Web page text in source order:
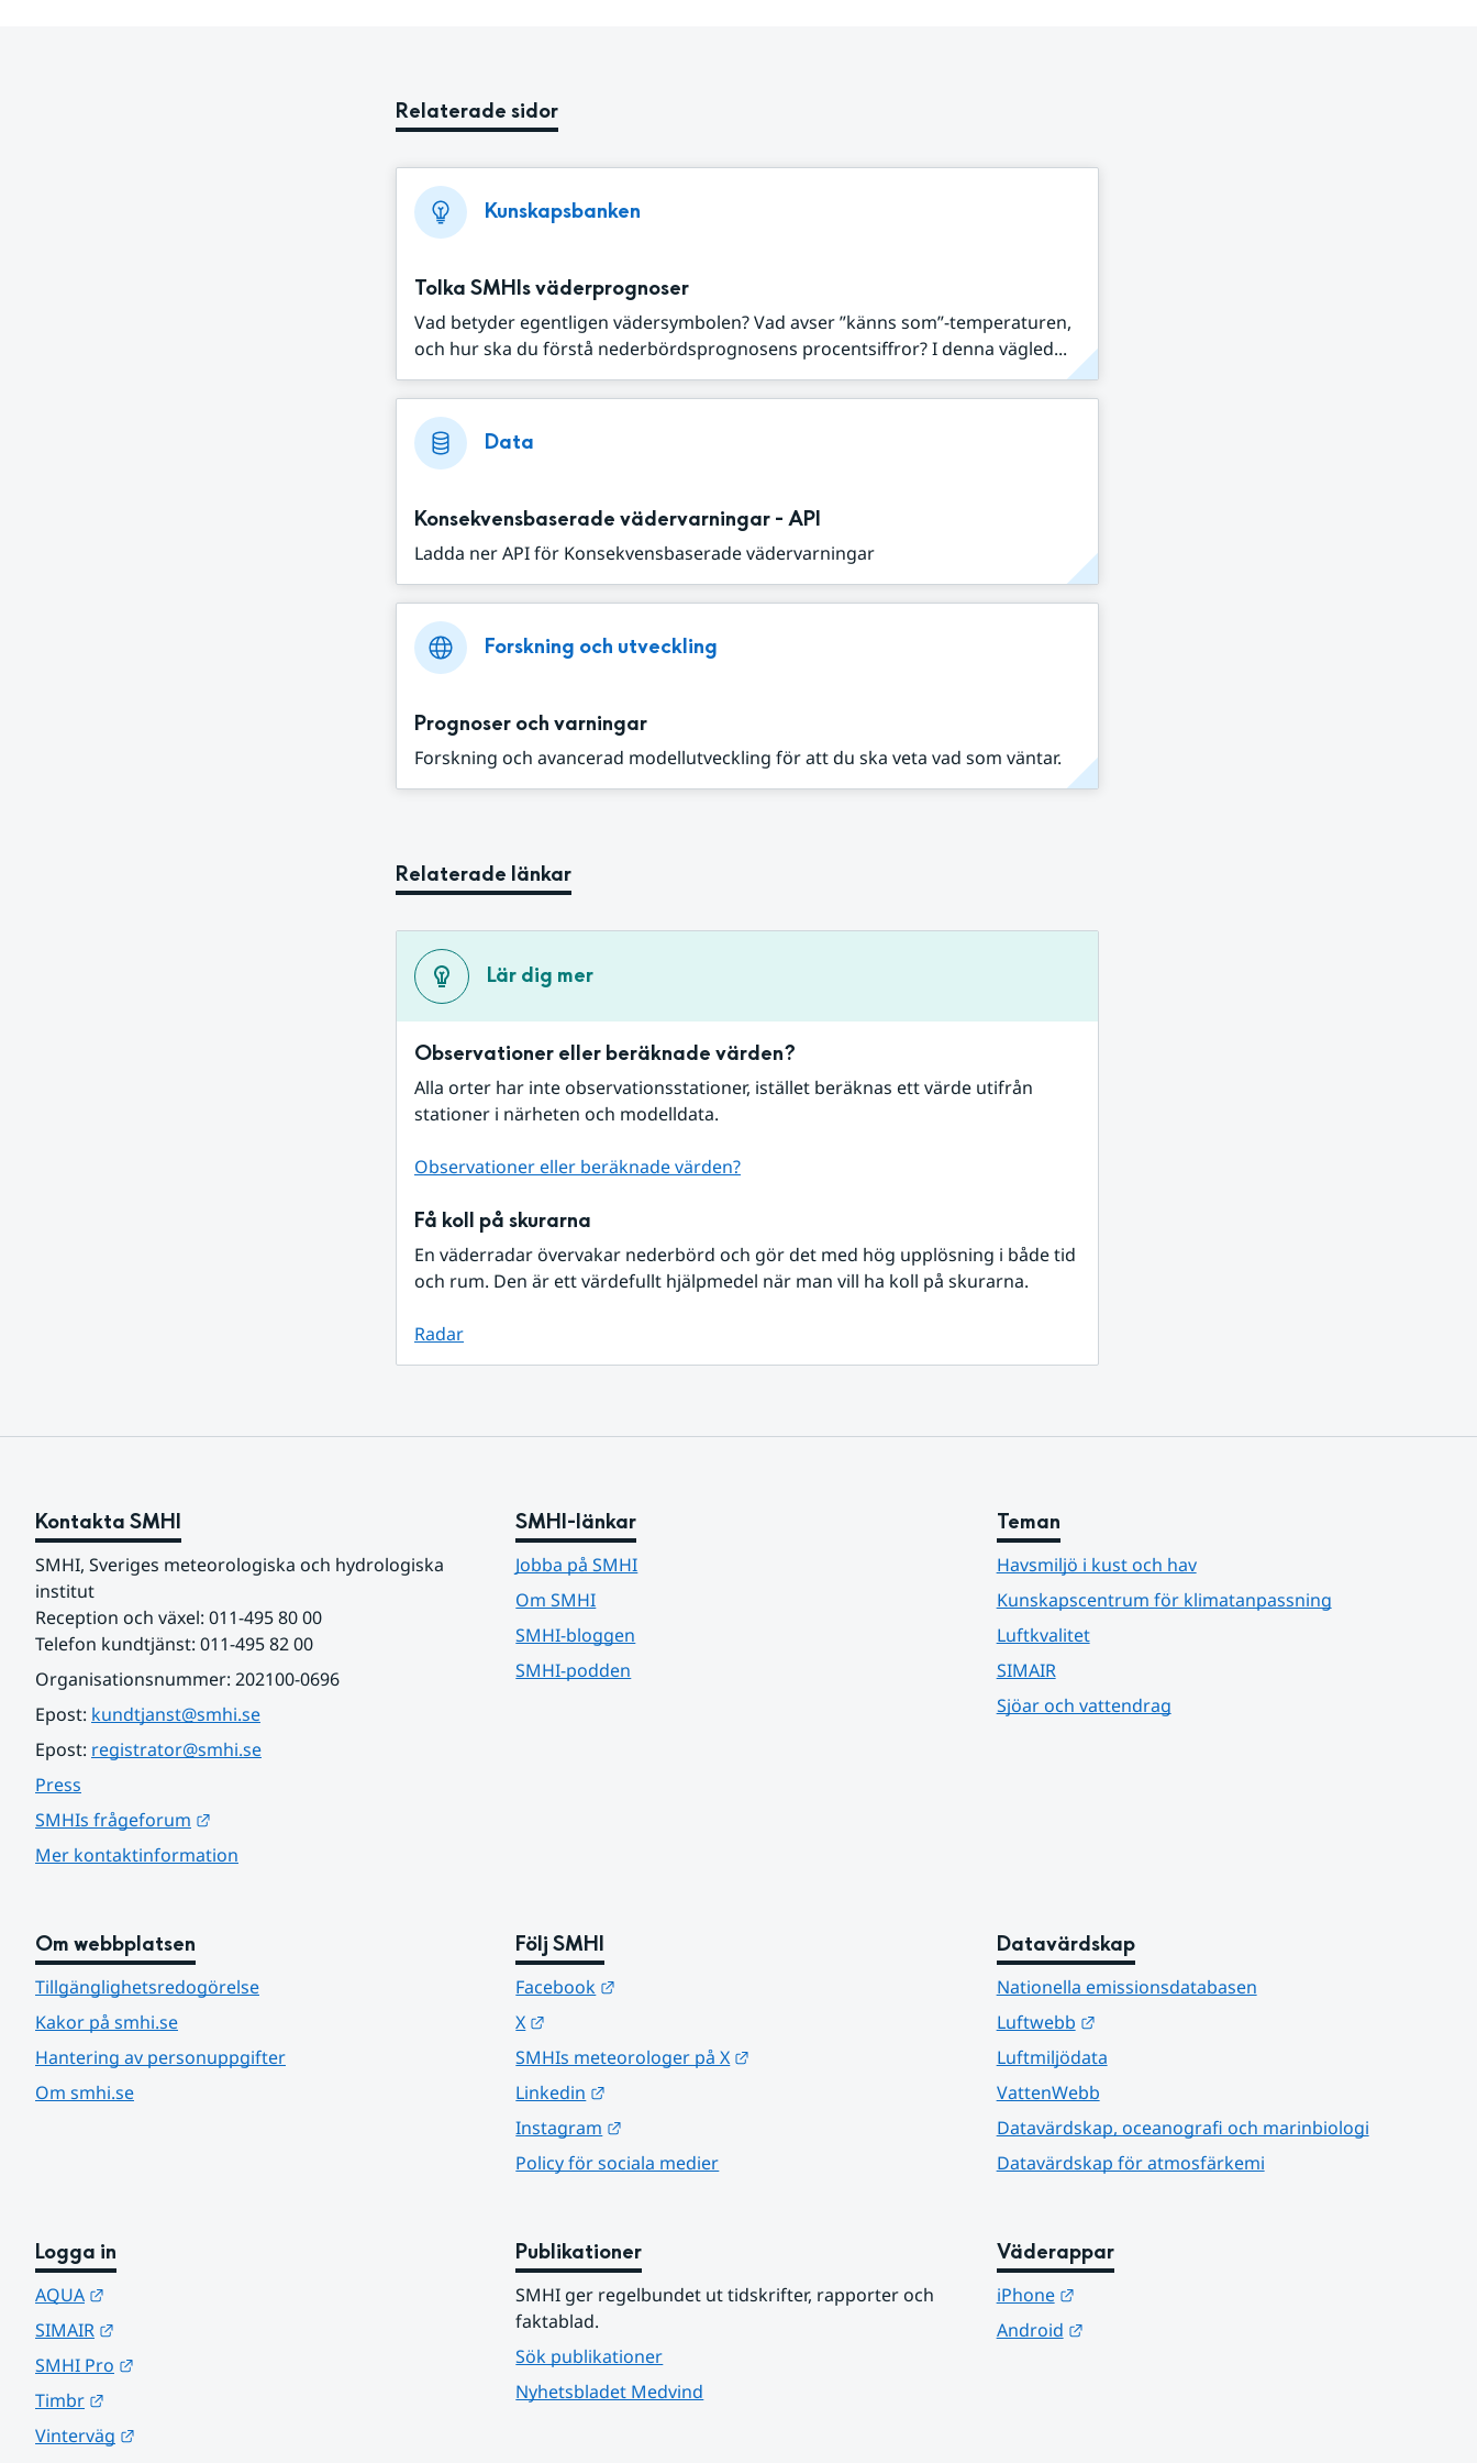
Relaterade sidor
Kunskapsbanken
Tolka SMHIs väderprognoser
Vad betyder egentligen vädersymbolen? Vad avser ”känns som”-temperaturen,
och hur ska du förstå nederbördsprognosens procentsiffror? I denna vägled...
Data
Konsekvensbaserade vädervarningar - API
Ladda ner API för Konsekvensbaserade vädervarningar
Forskning och utveckling
Prognoser och varningar
Forskning och avancerad modellutveckling för att du ska veta vad som väntar.
Relaterade länkar
Lär dig mer
Observationer eller beräknade värden?
Alla orter har inte observationsstationer, istället beräknas ett värde utifrån
stationer i närheten och modelldata.
Observationer eller beräknade värden?
Få koll på skurarna
En väderradar övervakar nederbörd och gör det med hög upplösning i både tid
och rum. Den är ett värdefullt hjälpmedel när man vill ha koll på skurarna.
Radar
Kontakta SMHI
SMHI, Sveriges meteorologiska och hydrologiska
institut
Reception och växel: 011-495 80 00
Telefon kundtjänst: 011-495 82 00
Organisationsnummer: 202100-0696
Epost: kundtjanst@smhi.se
Epost: registrator@smhi.se
Press
SMHIs frågeforum
Mer kontaktinformation
SMHI-länkar
Jobba på SMHI
Om SMHI
SMHI-bloggen
SMHI-podden
Teman
Havsmiljö i kust och hav
Kunskapscentrum för klimatanpassning
Luftkvalitet
SIMAIR
Sjöar och vattendrag
Om webbplatsen
Tillgänglighetsredogörelse
Kakor på smhi.se
Hantering av personuppgifter
Om smhi.se
Följ SMHI
Facebook
X
SMHIs meteorologer på X
Linkedin
Instagram
Policy för sociala medier
Datavärdskap
Nationella emissionsdatabasen
Luftwebb
Länk till annan webbplats.
Luftmiljödata
VattenWebb
Datavärdskap, oceanografi och marinbiologi
Datavärdskap för atmosfärkemi
Logga in
AQUA
SIMAIR
SMHI Pro
Timbr
Vinterväg
Publikationer
SMHI ger regelbundet ut tidskrifter, rapporter och
faktablad.
Sök publikationer
Nyhetsbladet Medvind
Väderappar
iPhone
Länk till annan webbplats.
Android
Länk till annan webbplats.